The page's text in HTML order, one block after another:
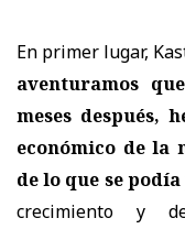
En primer lugar,
aventuramos
meses después,
económico de la
de lo que se
crecimiento y